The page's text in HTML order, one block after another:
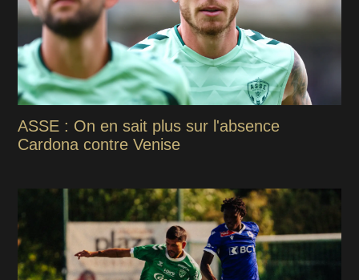
ASSE : On en sait plus sur l'absence
Cardona contre Venise